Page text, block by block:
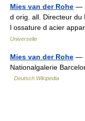
Mies van der Rohe —
d orig. all. Directeur du
l ossature d acier
Universelle
Mies van der Rohe —
Nationalgalerie
Deutsch Wikipedia